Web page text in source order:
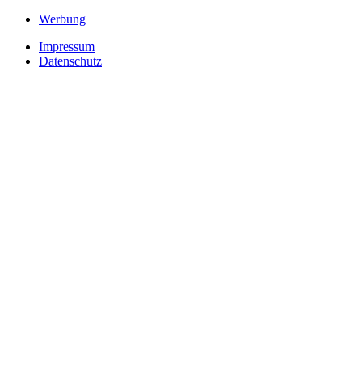
Werbung
Impressum
Datenschutz